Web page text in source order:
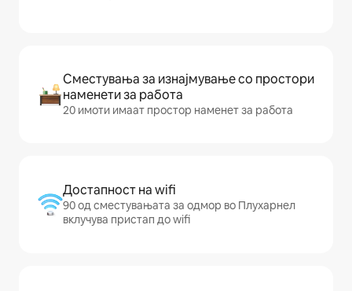
Сместувања за изнајмување со простори
наменети за работа
20 имоти имаат простор наменет за работа
Достапност на wifi
90 од сместувањата за одмор во Плухарнел
вклучува пристап до wifi